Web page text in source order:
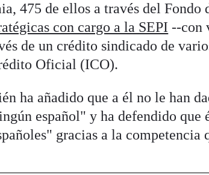
475 de ellos a través del Fondo
con cargo a la SEPI --con
de un crédito sindicado de
Oficial (ICO).
ha añadido que a él no le han
español" y ha defendido que
gracias a la competencia